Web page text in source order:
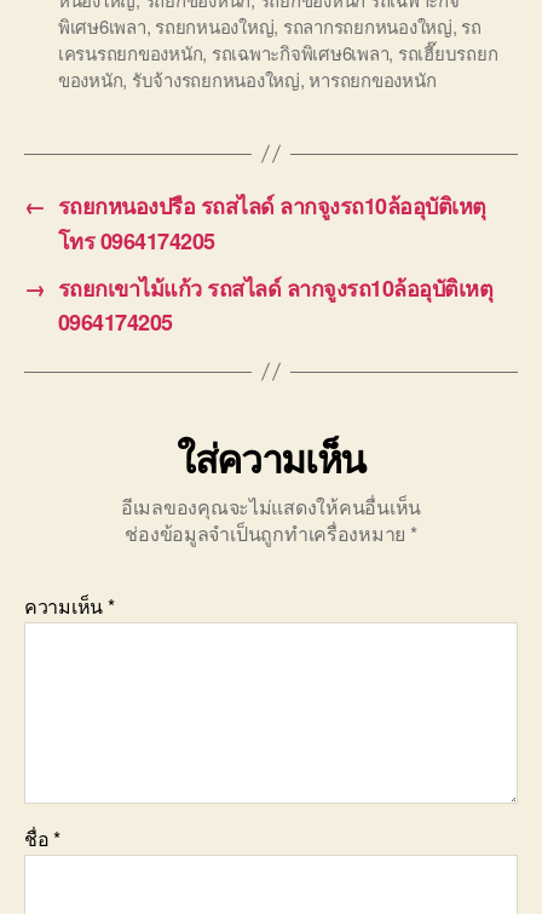
พิเศษ6เพลา, รถยกหนองใหญ่, รถลากรถยกหนองใหญ่, รถ
เครนรถยกของหนัก, รถเฉพาะกิจพิเศษ6เพลา, รถเฮี๊ยบรถยก
ของหนัก, รับจ้างรถยกหนองใหญ่,หารถยกของหนัก
← รถยกหนองปรือ รถสไลด์ ลากจูงรถ10ล้ออุบัติเหตุ
โทร 0964174205
→ รถยกเขาไม้แก้ว รถสไลด์ ลากจูงรถ10ล้ออุบัติเหตุ
0964174205
ใส่ความเห็น
อีเมลของคุณจะไม่แสดงให้คนอื่นเห็น
ช่องข้อมูลจำเป็นถูกทำเครื่องหมาย *
ความเห็น*
ชื่อ*